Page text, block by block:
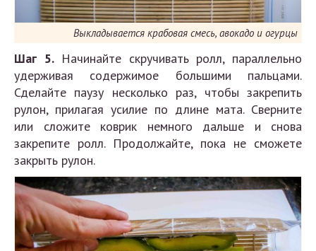
Выкладывается крабовая смесь, авокадо и огурцы
Шаг 5.Начинайте скручивать ролл, параллельно
удерживая содержимое большими пальцами.
Сделайте паузу несколько раз, чтобы закрепить
рулон, прилагая усилие по длине мата. Сверните
или сложите коврик немного дальше и снова
закрепите ролл. Продолжайте, пока не сможете
закрыть рулон.